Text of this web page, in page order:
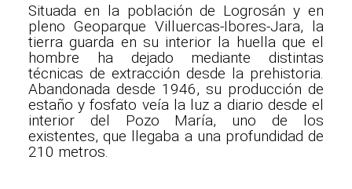
Situada en la población de Logrosán y en
pleno Geoparque Villuercas-Ibores-Jara, la
tierra guarda en su interior la huella que el
hombre ha dejado mediante distintas
técnicas de extracción desde la prehistoria.
Abandonada desde 1946, su producción de
estaño y fosfato veía la luz a diario desde el
interior del Pozo María, uno de los
existentes, que llegaba a una profundidad de
210 metros.